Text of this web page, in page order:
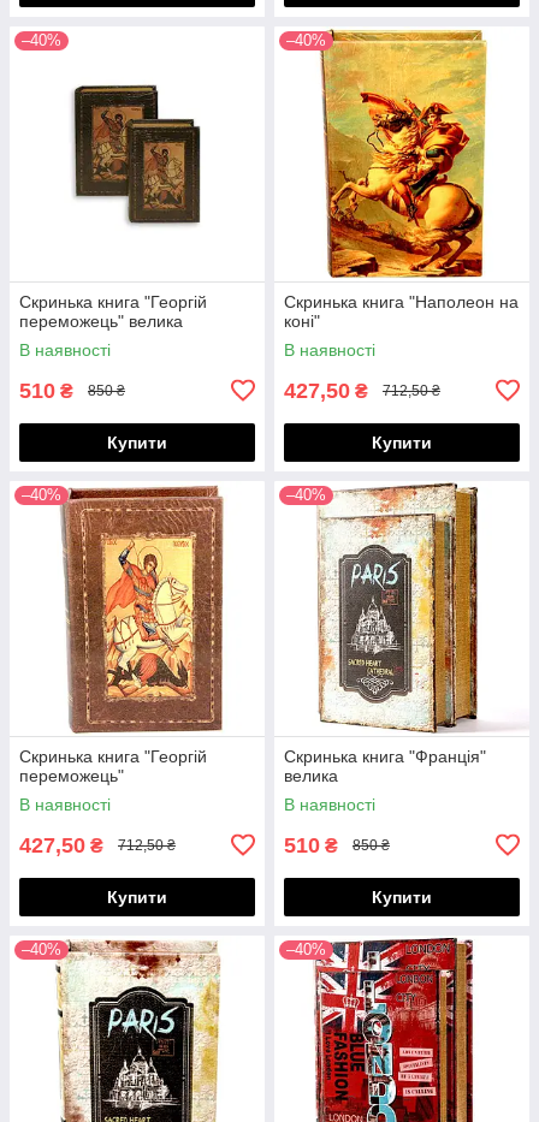
–40%
Скринька книга "Георгій
переможець" велика
В наявності
510 ₴ 850 ₴
Купити
–40%
Скринька книга "Наполеон на
коні"
В наявності
427,50 ₴ 712,50 ₴
Купити
–40%
Скринька книга "Георгій
переможець"
В наявності
427,50 ₴ 712,50 ₴
Купити
–40%
Скринька книга "Франція"
велика
В наявності
510 ₴ 850 ₴
Купити
–40% –40%